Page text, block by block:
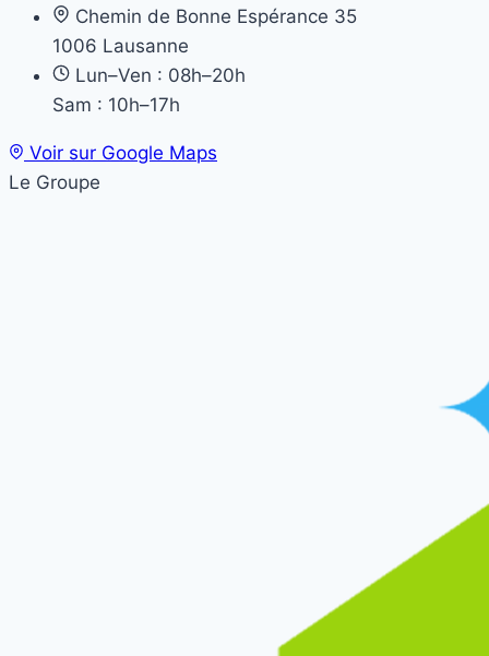
Chemin de Bonne Espérance 35
1006 Lausanne
Lun–Ven : 08h–20h
Sam : 10h–17h
Voir sur Google Maps
Le Groupe